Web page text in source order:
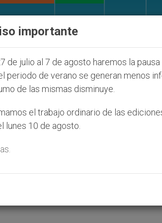
a cristianos (y no sólo) en
en Barranquilla
importante
de julio al 7 de agosto haremos la
periodo de verano se generan menos
de las mismas disminuye.
el trabajo ordinario de las
lunes 10 de agosto.